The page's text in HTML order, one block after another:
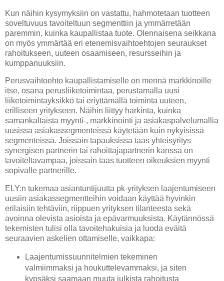
Kun näihin kysymyksiin on vastattu, hahmotetaan tuotteen
soveltuvuus tavoiteltuun segmenttiin ja ymmärretään
paremmin, kuinka kaupallistaa tuote. Olennaisena seikkana
on myös ymmärtää eri etenemisvaihtoehtojen seuraukset
rahoitukseen, uuteen osaamiseen, resursseihin ja
kumppanuuksiin.
Perusvaihtoehto kaupallistamiselle on mennä markkinoille
itse, osana perusliiketoimintaa, perustamalla uusi
liiketoimintayksikkö tai eriyttämällä toiminta uuteen,
erilliseen yritykseen. Näihin liittyy harkinta, kuinka
samankaltaista myynti-, markkinointi ja asiakaspalvelumallia
uusissa asiakassegmenteissä käytetään kuin nykyisissä
segmenteissä. Joissain tapauksissa taas yhteisyritys
synergisen partnerin tai rahoittajapartnerin kanssa on
tavoiteltavampaa, joissain taas tuotteen oikeuksien myynti
sopivalle partnerille.
ELY:n tukemaa asiantuntijuutta pk-yrityksen laajentumiseen
uusiin asiakassegmentteihin voidaan käyttää hyvinkin
erilaisiin tehtäviin, riippuen yrityksen tilanteesta sekä
avoinna olevista asioista ja epävarmuuksista. Käytännössä
tekemisten tulisi olla tavoitehakuisia ja luoda eväitä
seuraavien askelien ottamiselle, vaikkapa:
Laajentumissuunnitelmien tekeminen
valmiimmaksi ja houkuttelevammaksi, ja siten
kypsäksi saamaan muuta julkista rahoitusta